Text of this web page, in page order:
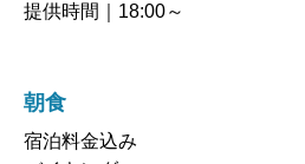
宿泊料金込み
バイキング